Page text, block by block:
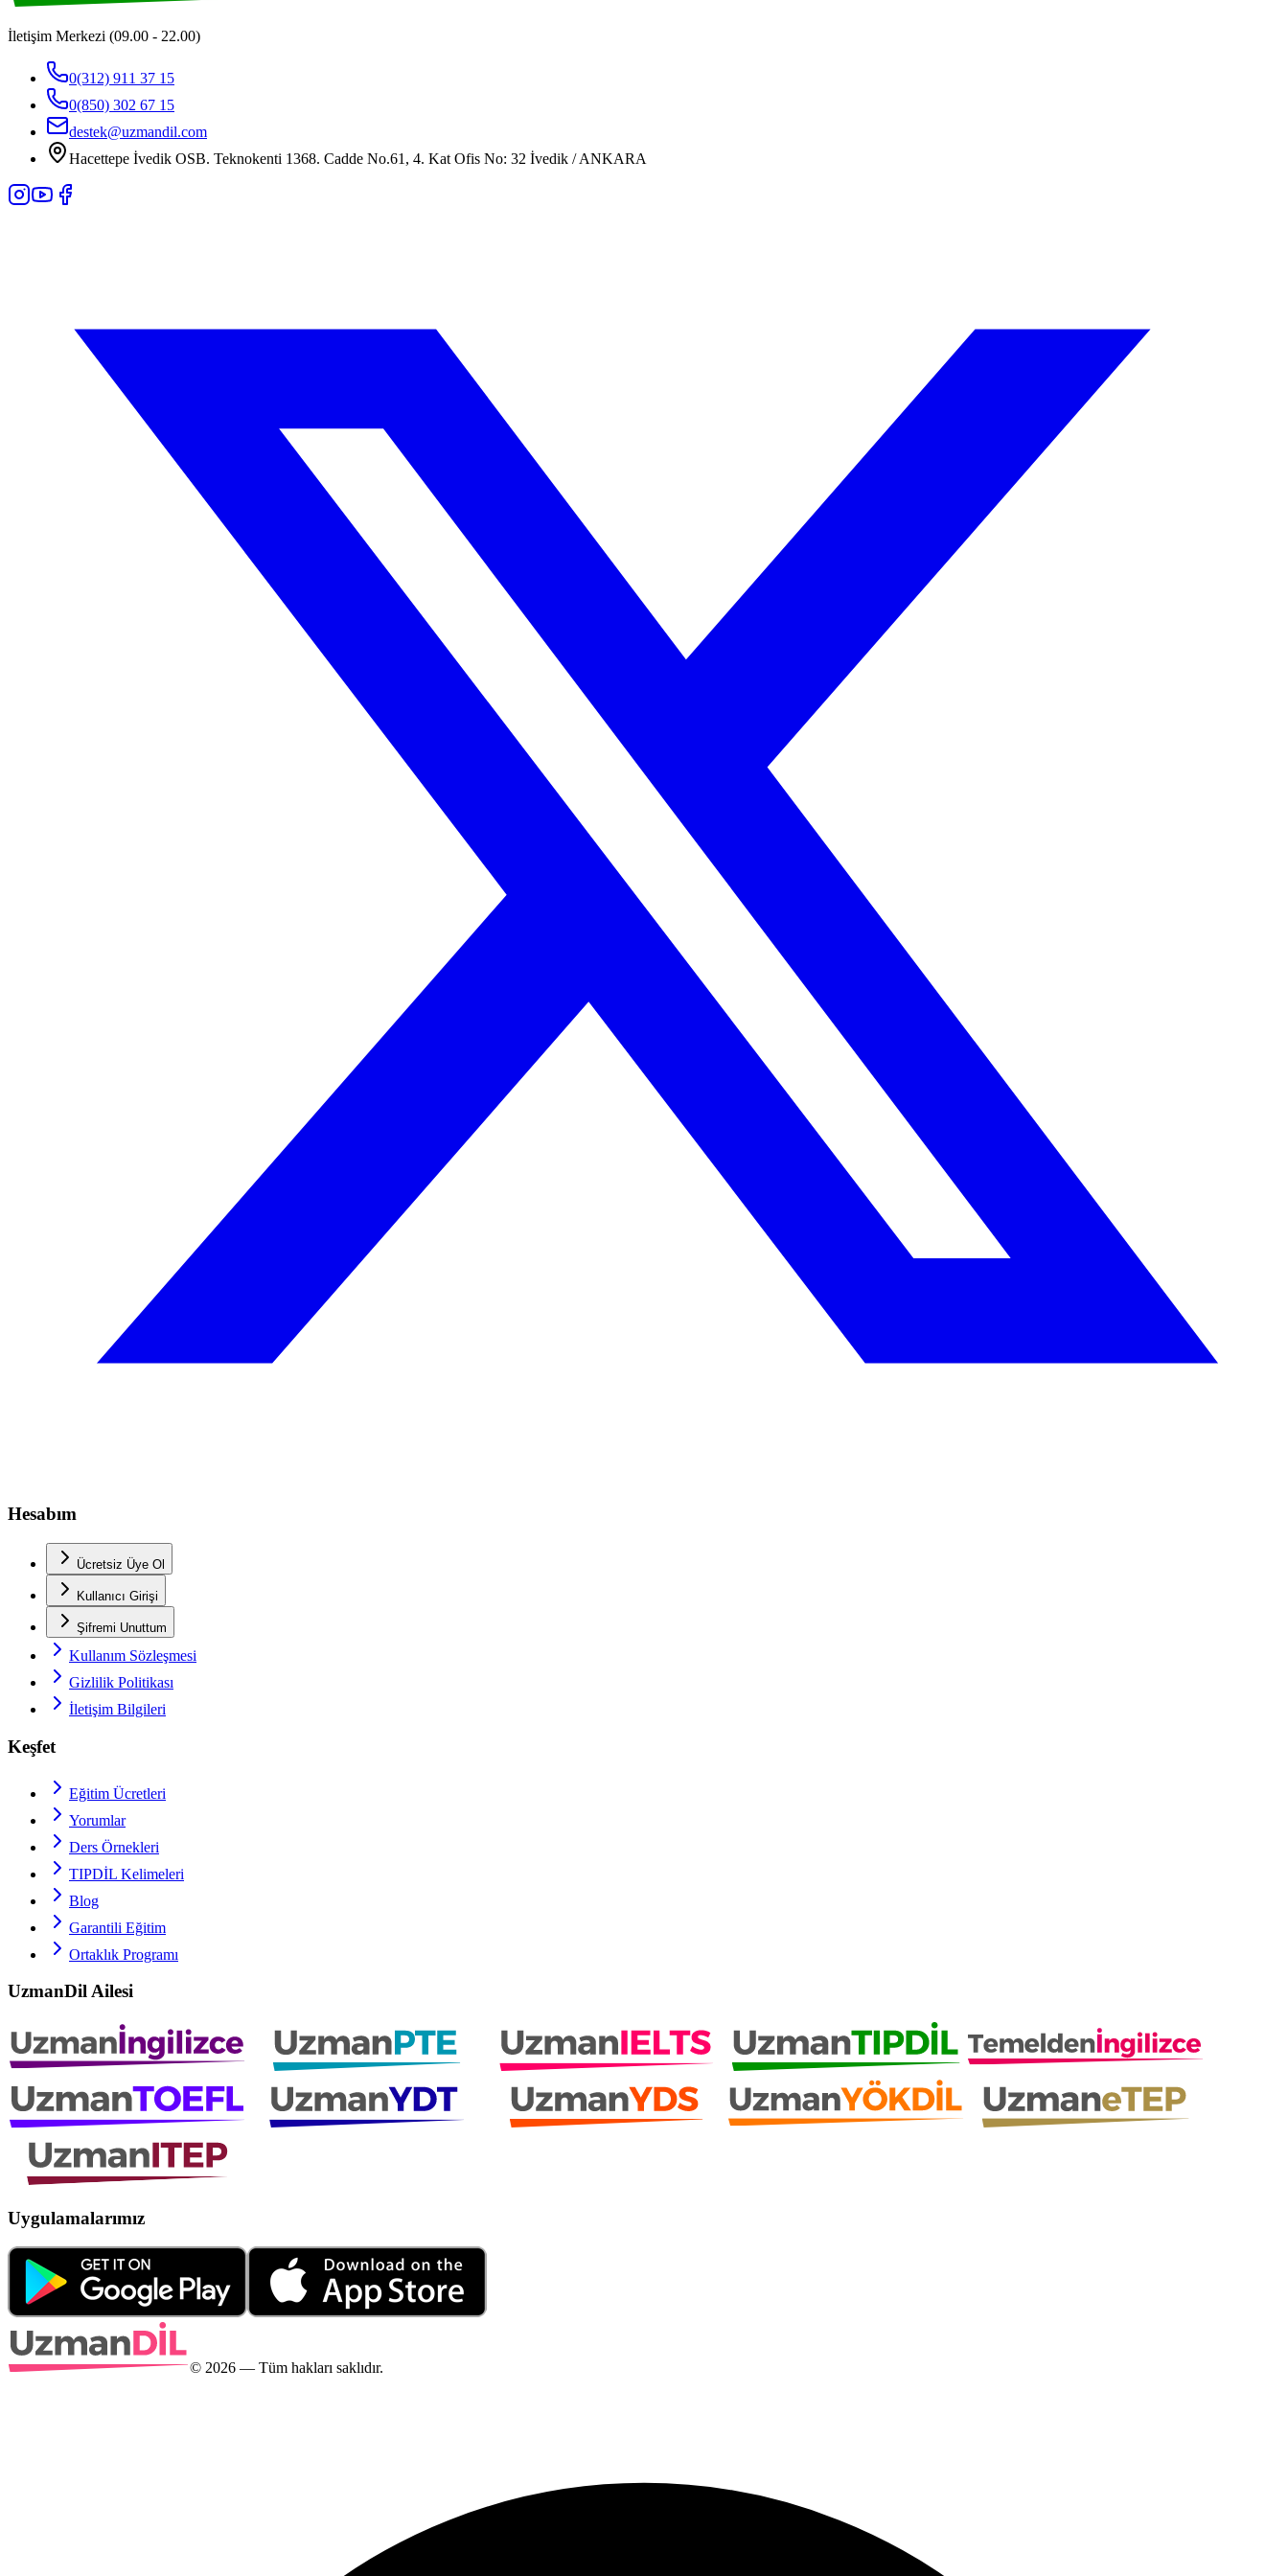
İletişim Merkezi (09.00 - 22.00)
0(312) 911 37 15
0(850) 302 67 15
destek@uzmandil.com
Hacettepe İvedik OSB. Teknokenti 1368. Cadde No.61, 4. Kat Ofis No: 32 İvedik / ANKARA
Hesabım
Ücretsiz Üye Ol
Kullanıcı Girişi
Şifremi Unuttum
Kullanım Sözleşmesi
Gizlilik Politikası
İletişim Bilgileri
Keşfet
Eğitim Ücretleri
Yorumlar
Ders Örnekleri
TIPDİL Kelimeleri
Blog
Garantili Eğitim
Ortaklık Programı
UzmanDil Ailesi
Uygulamalarımız
© 2026 — Tüm hakları saklıdır.